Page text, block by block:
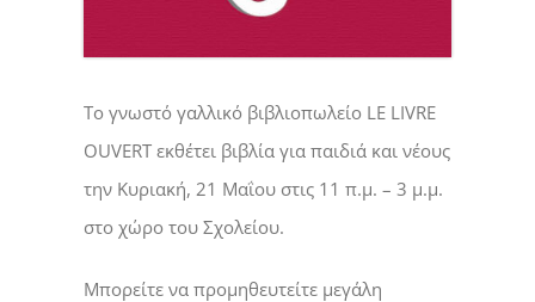
Το γνωστό γαλλικό βιβλιοπωλείο LE LIVRE
OUVERT εκθέτει βιβλία για παιδιά και νέους
την Κυριακή, 21 Μαΐου στις 11 π.μ. – 3 μ.μ.
στο χώρο του Σχολείου.
Μπορείτε να προμηθευτείτε μεγάλη